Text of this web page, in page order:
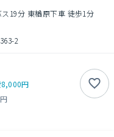
19分 東楢原下車 徒歩1分
2
8,000円